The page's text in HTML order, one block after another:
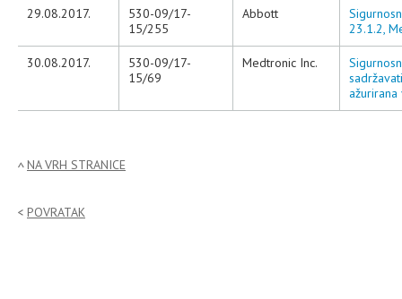
29.08.2017.
530-09/17-
15/255
Abbott
23.1.2,
30.08.2017.
530-09/17-
15/69
Medtronic Inc.
NA VRH STRANICE
POVRATAK